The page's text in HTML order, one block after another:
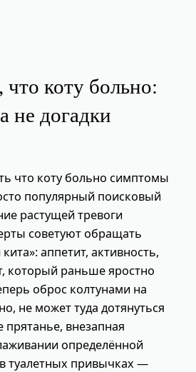
что коту больно:
не догадки
что коту больно симптомы
популярный поисковый
растущей тревоги
советуют обращать
аппетит, активность,
который раньше яростно
оброс колтунами на
не может туда дотянуться
прятанье, внезапная
определённой
туалетных привычках —